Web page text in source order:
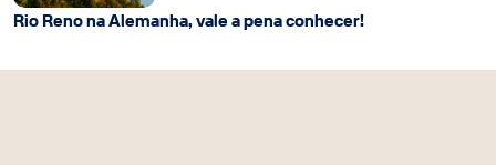
Rio Reno na Alemanha, vale a pena conhecer!